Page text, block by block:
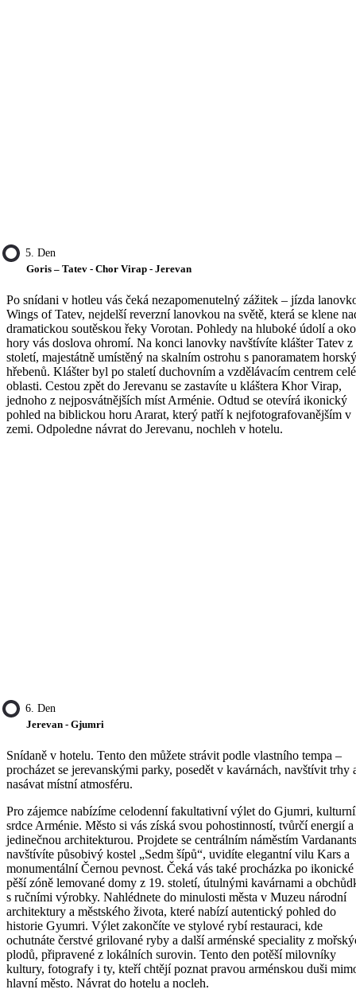
5. Den
Goris – Tatev - Chor Virap - Jerevan
Po snídani v hotleu vás čeká nezapomenutelný zážitek – jízda
Wings of Tatev, nejdelší reverzní lanovkou na světě, která se klene
dramatickou soutěskou řeky Vorotan. Pohledy na hluboké údolí a
hory vás doslova ohromí. Na konci lanovky navštívíte klášter Tatev z
století, majestátně umístěný na skalním ostrohu s panoramatem
hřebenů. Klášter byl po staletí duchovním a vzdělávacím centrem celé
oblasti. Cestou zpět do Jerevanu se zastavíte u kláštera Khor Virap,
jednoho z nejposvátnějších míst Arménie. Odtud se otevírá ikonický
pohled na biblickou horu Ararat, který patří k nejfotografovanějším v
zemi. Odpoledne návrat do Jerevanu, nochleh v hotelu.
6. Den
Jerevan - Gjumri
Snídaně v hotelu. Tento den můžete strávit podle vlastního tempa –
procházet se jerevanskými parky, posedět v kavárnách, navštívit trhy
nasávat místní atmosféru.
Pro zájemce nabízíme celodenní fakultativní výlet do Gjumri,
srdce Arménie. Město si vás získá svou pohostinností, tvůrčí energií a
jedinečnou architekturou. Projdete se centrálním náměstím
navštívíte působivý kostel „Sedm šípů“, uvidíte elegantní vilu Kars a
monumentální Černou pevnost. Čeká vás také procházka po ikonické
pěší zóně lemované domy z 19. století, útulnými kavárnami a
s ručními výrobky. Nahlédnete do minulosti města v Muzeu národní
architektury a městského života, které nabízí autentický pohled do
historie Gyumri. Výlet zakončíte ve stylové rybí restauraci, kde
ochutnáte čerstvé grilované ryby a další arménské speciality z
plodů, připravené z lokálních surovin. Tento den potěší milovníky
kultury, fotografy i ty, kteří chtějí poznat pravou arménskou duši
hlavní město. Návrat do hotelu a nocleh.